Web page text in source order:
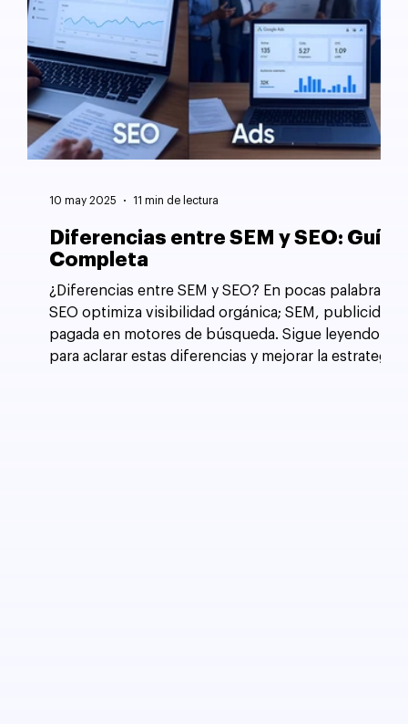
Diferencias entre SEM y SEO: Guía
Completa
¿Diferencias entre SEM y SEO? En pocas palabras,
SEO optimiza visibilidad orgánica; SEM, publicidad
pagada en motores de búsqueda. Sigue leyendo
para aclarar estas diferencias y mejorar la estrategia
10 may 2025 11 min de lectura